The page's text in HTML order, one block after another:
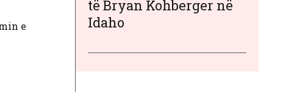
e
të Bryan Kohberger në
Idaho